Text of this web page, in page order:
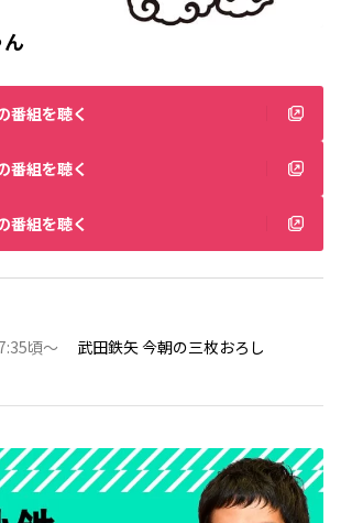
番組を聴く
番組を聴く
番組を聴く
7:35頃～ 武田鉄矢 今朝の三枚おろし